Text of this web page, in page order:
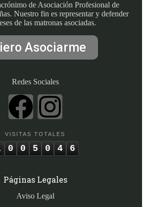
de Asociación Profesional de
Nuestro fin es representar y defender
de las matronas asociadas.
Asociarme
Redes Sociales
VISITAS TOTALES
0 0 5 0 4 6
Páginas Legales
Aviso Legal